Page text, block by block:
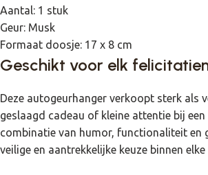
Aantal: 1 stuk
Geur: Musk
Formaat doosje: 17 x 8 cm
Geschikt voor elk
Deze autogeurhanger verkoopt sterk als
geslaagd cadeau of kleine attentie bij een
combinatie van humor, functionaliteit en
veilige en aantrekkelijke keuze binnen